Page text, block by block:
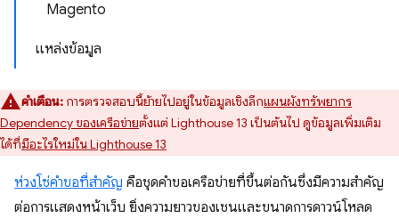
Magento
แหล่งข้อมูล
คำเตือน: การตรวจสอบนี้ย้ายไปอยู่ในข้อมูลเชิงลึกแผนผังทรัพยากร
Dependency ของเครือข่ายตั้งแต่ Lighthouse 13 เป็นต้นไป ดูข้อมูลเพิ่มเติม
ได้ที่มีอะไรใหม่ใน Lighthouse 13
ห่วงโซ่คำขอที่สำคัญ คือชุดคำขอเครือข่ายที่ขึ้นต่อกันซึ่งมีความสำคัญ
ต่อการแสดงหน้าเว็บ ยิ่งความยาวของเชนและขนาดการดาวน์โหลด